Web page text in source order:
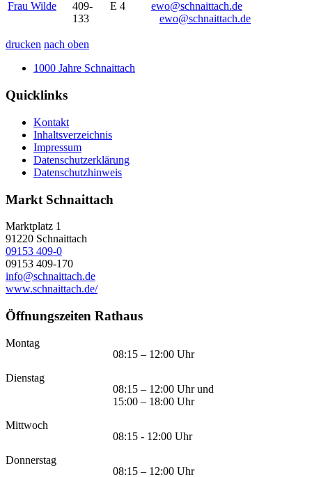
Frau Wilde
409-
133
E 4
ewo@schnaittach.de
drucken nach oben
1000 Jahre Schnaittach
Quicklinks
Kontakt
Inhaltsverzeichnis
Impressum
Datenschutzerklärung
Datenschutzhinweis
Markt Schnaittach
Marktplatz 1
91220 Schnaittach
09153 409-0
09153 409-170
info@schnaittach.de
www.schnaittach.de/
Öffnungszeiten Rathaus
Montag
08:15 – 12:00 Uhr
Dienstag
08:15 – 12:00 Uhr und
15:00 – 18:00 Uhr
Mittwoch
08:15 - 12:00 Uhr
Donnerstag
08:15 – 12:00 Uhr